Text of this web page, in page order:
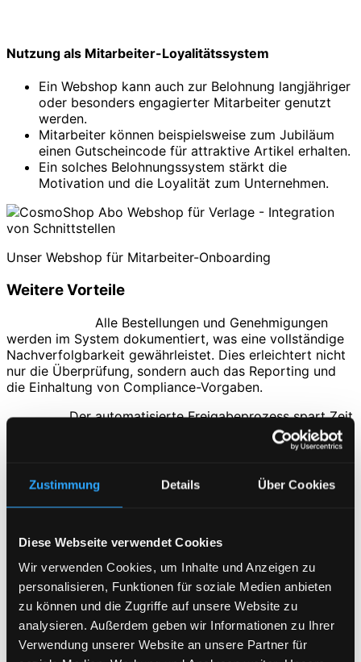
Zustimmung Details Über Cookies
Diese Webseite verwendet Cookies
Wir verwenden Cookies, um Inhalte und Anzeigen zu
personalisieren, Funktionen für soziale Medien anbieten
zu können und die Zugriffe auf unsere Website zu
analysieren. Außerdem geben wir Informationen zu Ihrer
Verwendung unserer Website an unsere Partner für
Nutzung als Mitarbeiter-Loyalitätssystem
Ein Webshop kann auch zur Belohnung langjähriger
oder besonders engagierter Mitarbeiter genutzt
werden.
Mitarbeiter können beispielsweise zum Jubiläum
einen Gutscheincode für attraktive Artikel erhalten.
Ein solches Belohnungssystem stärkt die
Motivation und die Loyalität zum Unternehmen.
Unser Webshop für Mitarbeiter-Onboarding
Weitere Vorteile
Alle Bestellungen und Genehmigungen
werden im System dokumentiert, was eine vollständige
Nachverfolgbarkeit gewährleistet. Dies erleichtert nicht
nur die Überprüfung, sondern auch das Reporting und
die Einhaltung von Compliance-Vorgaben.
Effizienz:Der automatisierte Freigabeprozess spart Zeit
und reduziert die Bearbeitungsdauer erheblich. IT-
Mitarbeiter müssen sich nicht mehr mit zeitaufwändigen
strategischere Tätigkeiten konzentrieren.
Sicherheit:Durch das integrierte Freigabeverfahren
genehmigen, wodurch das Risiko unbefugter Zugriffe
nur genehmigte, sichere und den Standards
entsprechende Geräte und Software beschafft werden.
Unser Webshop für Mitarbeiter-Onboarding